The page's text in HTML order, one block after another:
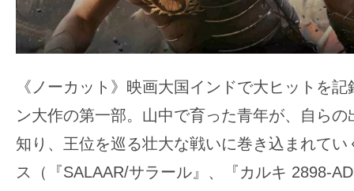
《ノーカット》映画大国インドで大ヒットを
ン大作の第一部。山中で育った青年が、自ら
知り、王位を巡る壮大な戦いに巻き込まれて
ス（『SALAAR/サラール』、『カルキ 2898-